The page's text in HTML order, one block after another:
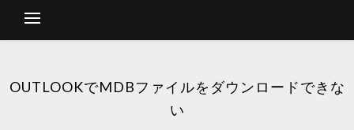
OUTLOOKでMDBファイルをダウンロードできな
い